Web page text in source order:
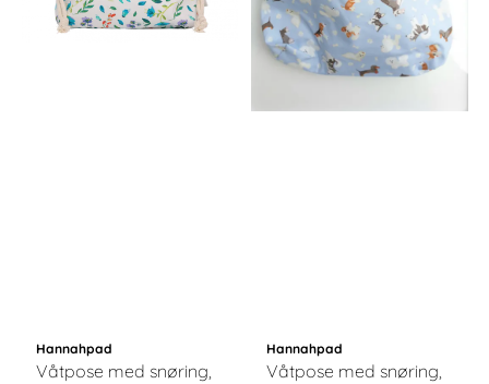
Hannahpad
Våtpose med snøring,
Hannahpad
Våtpose med snøring,